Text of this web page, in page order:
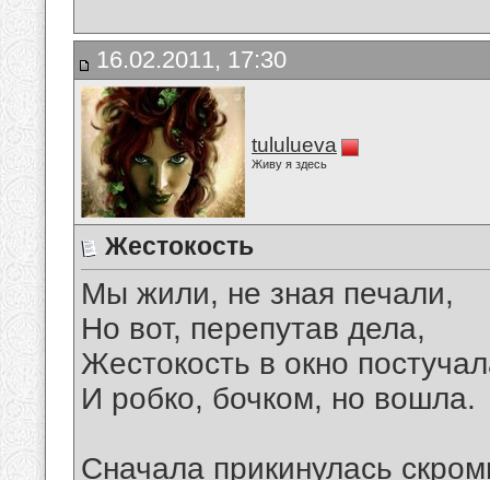
16.02.2011, 17:30
tululueva
Живу я здесь
Жестокость
Мы жили, не зная печали,
Но вот, перепутав дела,
Жестокость в окно
И робко, бочком, но вошла.
Сначала прикинулась